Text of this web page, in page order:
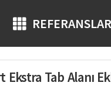
Ekstra Tab Alanı